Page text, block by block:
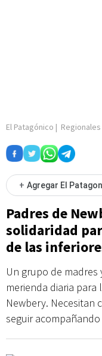
El Patagónico | Regionales
+ Agregar El
Padres de
solidaridad
de las
Un grupo de
merienda diaria
Newbery. Necesitan
seguir